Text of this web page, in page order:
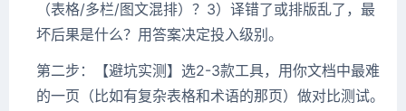
（表格/多栏/图文混排）？3）译错了或排版乱了，最
坏后果是什么？用答案决定投入级别。
第二步：【避坑实测】选2-3款工具，用你文档中最难
的一页（比如有复杂表格和术语的那页）做对比测试。